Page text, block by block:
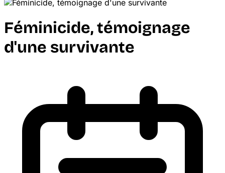
Féminicide, témoignage
d'une survivante